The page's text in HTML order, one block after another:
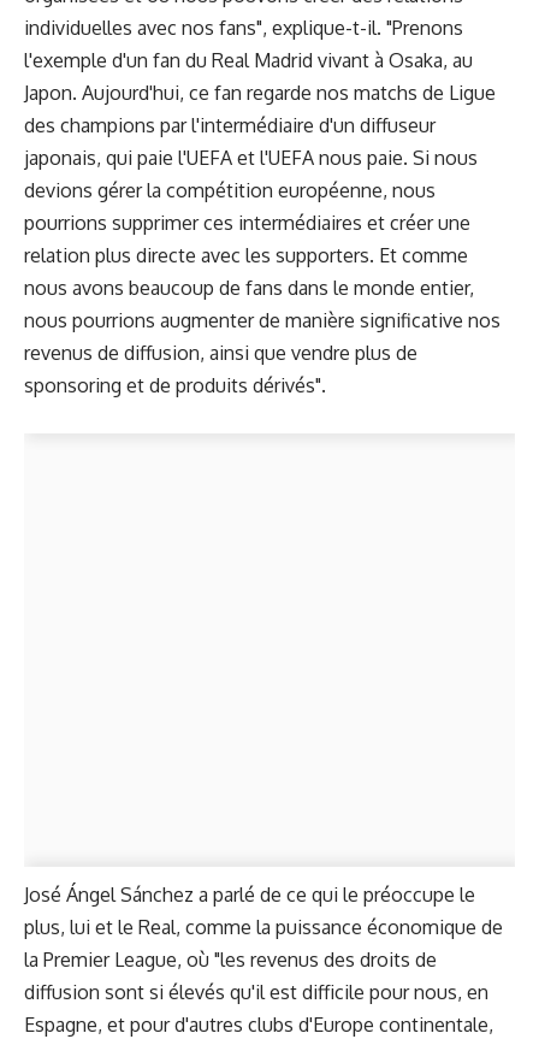
individuelles avec nos fans", explique-t-il. "Prenons
l'exemple d'un fan du Real Madrid vivant à Osaka, au
Japon. Aujourd'hui, ce fan regarde nos matchs de Ligue
des champions par l'intermédiaire d'un diffuseur
japonais, qui paie l'UEFA et l'UEFA nous paie. Si nous
devions gérer la compétition européenne, nous
pourrions supprimer ces intermédiaires et créer une
relation plus directe avec les supporters. Et comme
nous avons beaucoup de fans dans le monde entier,
nous pourrions augmenter de manière significative nos
revenus de diffusion, ainsi que vendre plus de
sponsoring et de produits dérivés".
José Ángel Sánchez a parlé de ce qui le préoccupe le
plus, lui et le Real, comme la puissance économique de
la Premier League, où "les revenus des droits de
diffusion sont si élevés qu'il est difficile pour nous, en
Espagne, et pour d'autres clubs d'Europe continentale,